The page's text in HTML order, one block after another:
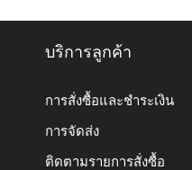
บริการลูกค้า
การสั่งซื้อและชำระเงิน
การจัดส่ง
ติดตามรายการสั่งซื้อ